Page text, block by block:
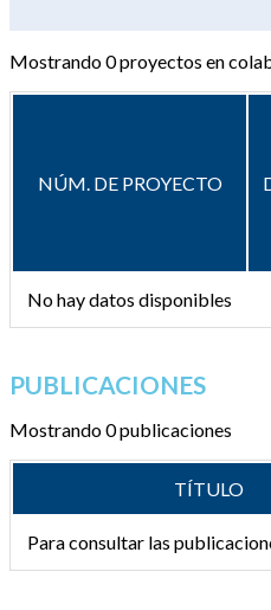
Mostrando0proyectos en
NÚM. DE PROYECTO
No hay datos disponibles
PUBLICACIONES
Mostrando 0 publicaciones
TÍTULO
Para consultar las